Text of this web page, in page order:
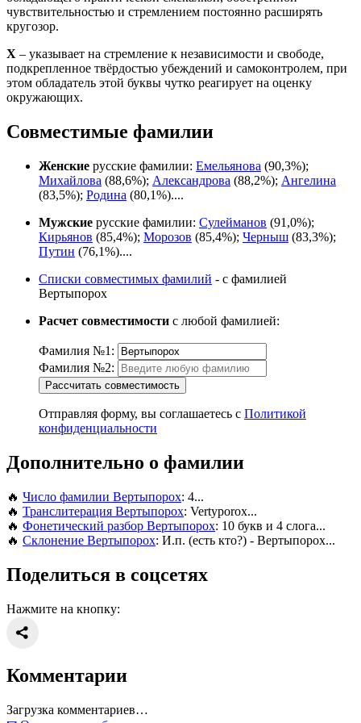
чувствительностью и стремлением постоянно расширять
кругозор.
Х – указывает на стремление к независимости и свободе,
подкрепленное твёрдостью убеждений и самоконтролем, при
этом обладатель этой буквы чутко реагирует на оценку
окружающих.
Совместимые фамилии
Женские русские фамилии: Емельянова (90,3%);
Михайлова (88,6%); Александрова (88,2%); Ангелина
(83,5%); Родина (80,1%)....
Мужские русские фамилии: Сулейманов (91,0%);
Кирьянов (85,4%); Морозов (85,4%); Черныш (83,3%);
Путин (76,1%)....
Списки совместимых фамилий - с фамилией
Вертыпорох
Расчет совместимости с любой фамилией:
Фамилия №1:
Фамилия №2:
Рассчитать совместимость
Отправляя форму, вы соглашаетесь с Политикой
конфиденциальности
Дополнительно о фамилии
🔥 Число фамилии Вертыпорох: 4...
🔥 Транслитерация Вертыпорох: Vertyporox...
🔥 Фонетический разбор Вертыпорох: 10 букв и 4 слога...
🔥 Склонение Вертыпорох: И.п. (есть кто?) - Вертыпорох...
Поделиться в соцсетях
Нажмите на кнопку:
Комментарии
Загрузка комментариев…